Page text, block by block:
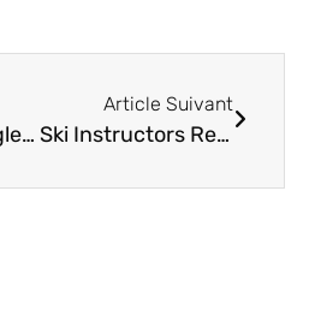
Dingle Bay, Dingle Bay… (pouf, pouf…)
Article Suivant
Ski Instructors Recycling